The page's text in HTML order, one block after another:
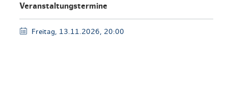
Veranstaltungstermine
Freitag, 13.11.2026, 20:00